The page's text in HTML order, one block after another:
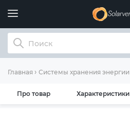
Главная Системы хранения энергии
Про товар Характеристики